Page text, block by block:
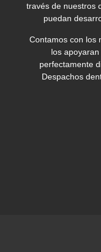
través de nuestros
puedan
Contamos con los
los
perfectamente
Despachos